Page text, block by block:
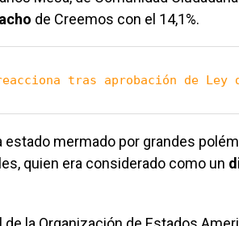
de Creemos con el 14,1%.
tras aprobación de Ley
mermado por grandes
quien era considerado como un